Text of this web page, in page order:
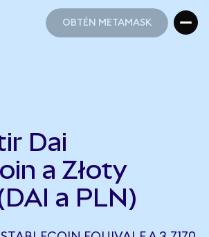
OBTÉN METAMASK
Dai
a Złoty
a PLN)